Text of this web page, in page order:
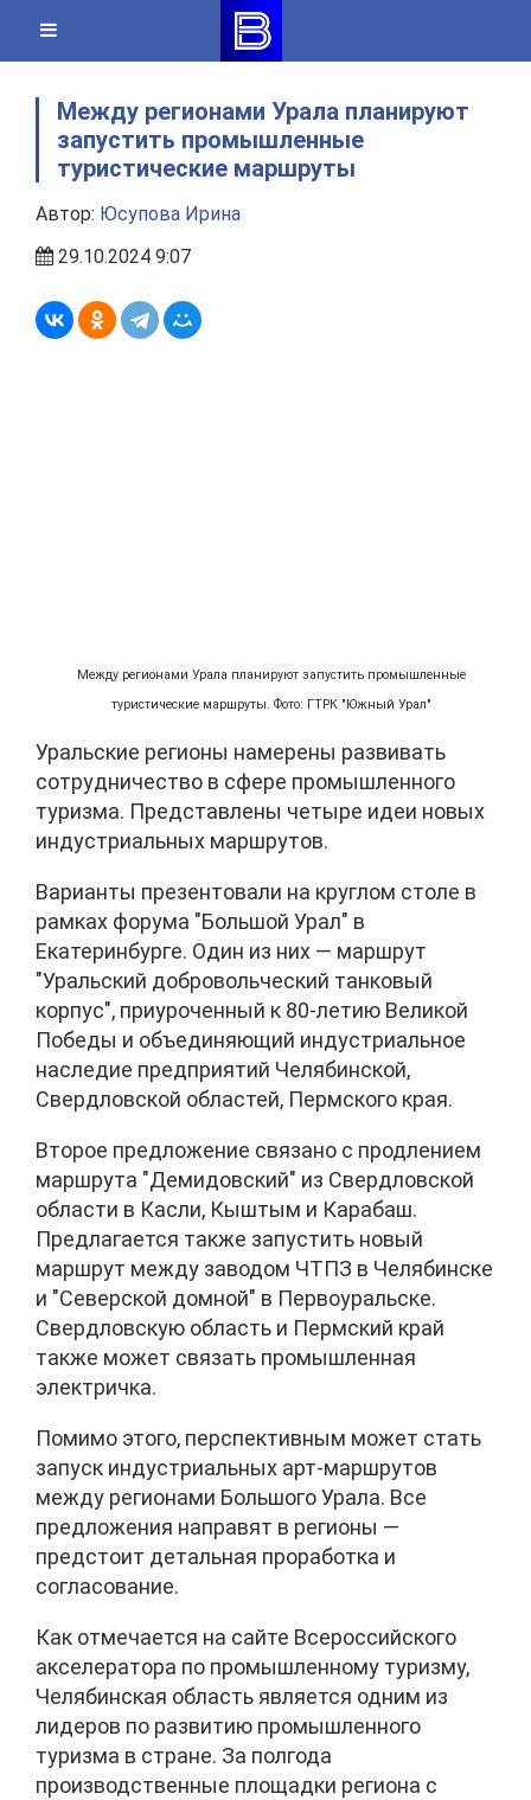
content
Между регионами Урала планируют
запустить промышленные
туристические маршруты
Автор: Юсупова Ирина
29.10.2024 9:07
Между регионами Урала планируют запустить промышленные
туристические маршруты. Фото: ГТРК "Южный Урал"
Уральские регионы намерены развивать
сотрудничество в сфере промышленного
туризма. Представлены четыре идеи новых
индустриальных маршрутов.
Варианты презентовали на круглом столе в
рамках форума "Большой Урал" в
Екатеринбурге. Один из них — маршрут
"Уральский добровольческий танковый
корпус", приуроченный к 80-летию Великой
Победы и объединяющий индустриальное
наследие предприятий Челябинской,
Свердловской областей, Пермского края.
Второе предложение связано с продлением
маршрута "Демидовский" из Свердловской
области в Касли, Кыштым и Карабаш.
Предлагается также запустить новый
маршрут между заводом ЧТПЗ в Челябинске
и "Северской домной" в Первоуральске.
Свердловскую область и Пермский край
также может связать промышленная
электричка.
Помимо этого, перспективным может стать
запуск индустриальных арт-маршрутов
между регионами Большого Урала. Все
предложения направят в регионы —
предстоит детальная проработка и
согласование.
Как отмечается на сайте Всероссийского
акселератора по промышленному туризму,
Челябинская область является одним из
лидеров по развитию промышленного
туризма в стране. За полгода
производственные площадки региона с